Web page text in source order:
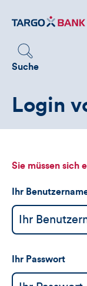
zum
Suche
Login
Sie müssen sich
Ihr
Ihr Passwort